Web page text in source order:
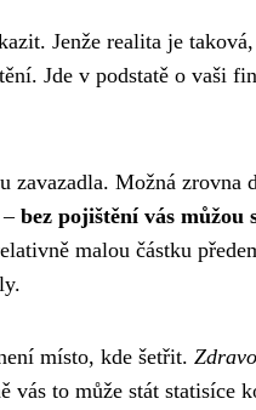
Jenže realita je
Jde v podstatě o vaši
zavazadla. Možná zrovna
– bez pojištění vás můžou
malou částku
místo, kde šetřit.
to může stát statisíce